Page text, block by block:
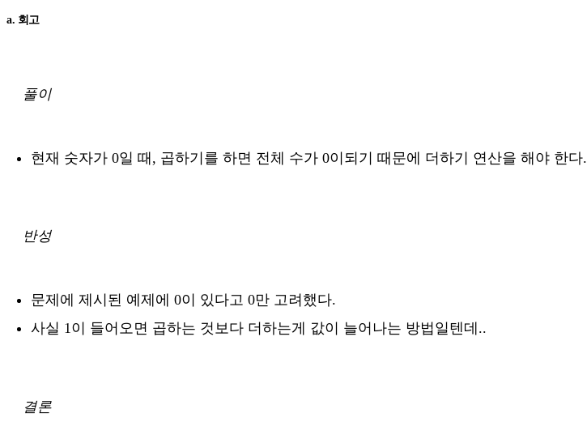
a. 회고
풀이
현재 숫자가 0일 때, 곱하기를 하면 전체 수가 0이되기 때문에 더하기 연산을 해야 한다.
반성
문제에 제시된 예제에 0이 있다고 0만 고려했다.
사실 1이 들어오면 곱하는 것보다 더하는게 값이 늘어나는 방법일텐데..
결론